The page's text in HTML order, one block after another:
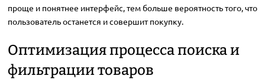
проще и понятнее интерфейс, тем больше вероятность того, что
пользователь останется и совершит покупку.
Оптимизация процесса поиска и
фильтрации товаров